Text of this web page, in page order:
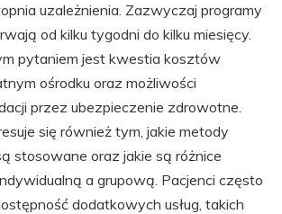
uzależnienia. Zazwyczaj programy
od kilku tygodni do kilku miesięcy.
pytaniem jest kwestia kosztów
ośrodku oraz możliwości
przez ubezpieczenie zdrowotne.
się również tym, jakie metody
stosowane oraz jakie są różnice
a grupową. Pacjenci często
dodatkowych usług, takich